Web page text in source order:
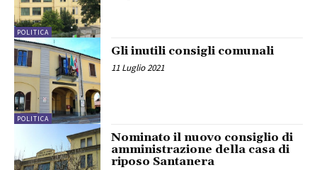
POLITICA
POLITICA
Gli inutili consigli comunali
11 Luglio 2021
Nominato il nuovo consiglio di
amministrazione della casa di
riposo Santanera